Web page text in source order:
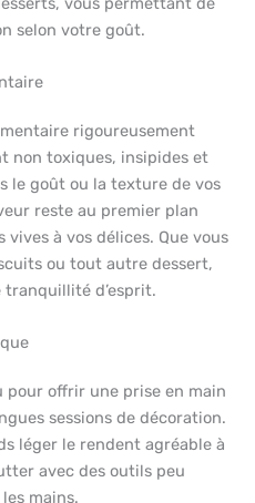
selon votre goût.
rigoureusement
non toxiques, insipides et
le goût ou la texture de vos
reste au premier plan
à vos délices. Que vous
ou tout autre dessert,
d’esprit.
pour offrir une prise en main
sessions de décoration.
léger le rendent agréable à
avec des outils peu
mains.